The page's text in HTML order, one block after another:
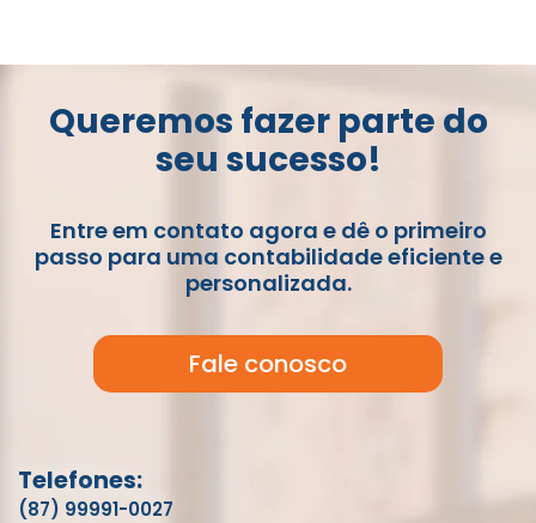
Queremos fazer parte do
seu sucesso!
Entre em contato agora e dê o primeiro
passo para uma contabilidade eficiente e
personalizada.
Fale conosco
Telefones:
(87) 99991-0027